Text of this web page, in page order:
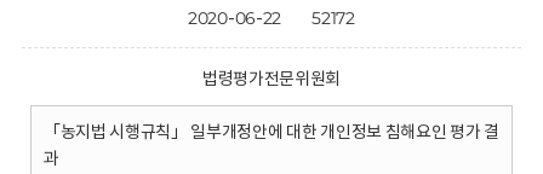
2020-06-22 52172
법령평가전문위원회
「농지법 시행규칙」 일부개정안에 대한 개인정보 침해요인 평가 결
과